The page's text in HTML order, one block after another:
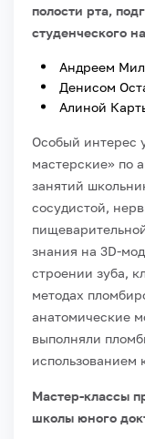
полости рта,
студенческого
Андреем
Денисом
Алиной
Особый интерес
мастерские» по
занятий
сосудистой,
знания на 3D-
строении зуба,
методах
анатомические
выполняли
использованием
Мастер-классы
школы юного